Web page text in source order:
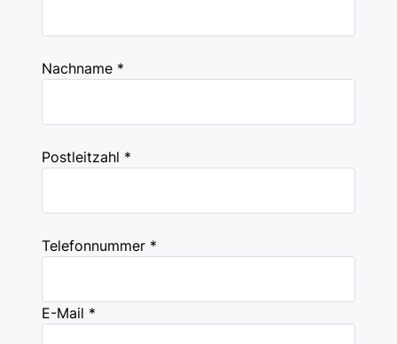
Nachname *
Postleitzahl *
Telefonnummer *
E-Mail *